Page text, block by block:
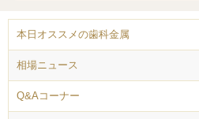
本日オススメの歯科金属
相場ニュース
Q&Aコーナー